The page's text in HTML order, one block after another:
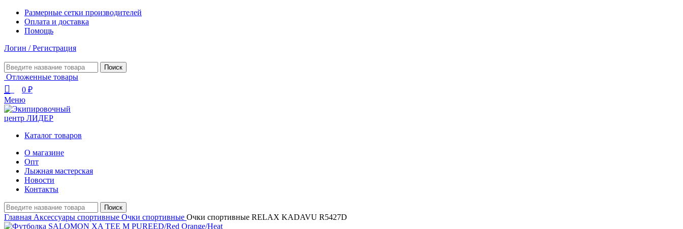
Размерные сетки производителей
Оплата и доставка
Помощь
Логин / Регистрация
Поиск
Отложенные товары
0 ₽
Меню
Каталог товаров
О магазине
Опт
Лыжная мастерская
Новости
Контакты
Поиск
Главная Аксессуары спортивные Очки спортивные Очки спортивные RELAX KADAVU R5427D